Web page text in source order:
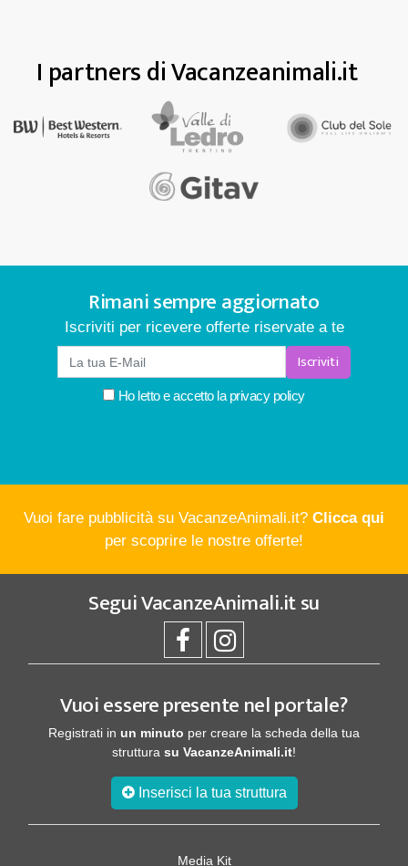
I partners di Vacanzeanimali.it
Rimani sempre aggiornato
Iscriviti per ricevere offerte riservate a te
Iscriviti
Ho letto e accetto laprivacy policy
Vuoi fare pubblicità su VacanzeAnimali.it? Clicca qui
per scoprire le nostre offerte!
SeguiVacanzeAnimali.itsu
Vuoi essere presente nel portale?
Registrati in un minuto per creare la scheda della tua
struttura su VacanzeAnimali.it!
Inserisci la tua struttura
Media Kit